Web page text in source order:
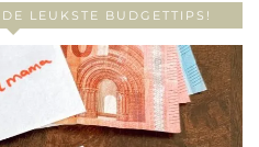
LEUKSTE BUDGETTIPS!